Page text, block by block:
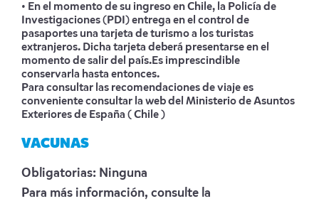
• En el momento de su ingreso en Chile, la Policía de
Investigaciones (PDI) entrega en el control de
pasaportes una tarjeta de turismo a los turistas
extranjeros. Dicha tarjeta deberá presentarse en el
momento de salir del país.Es imprescindible
conservarla hasta entonces.
Para consultar las recomendaciones de viaje es
conveniente consultar la web del Ministerio de Asuntos
Exteriores de España ( Chile )
VACUNAS
Obligatorias: Ninguna
Para más información, consulte la